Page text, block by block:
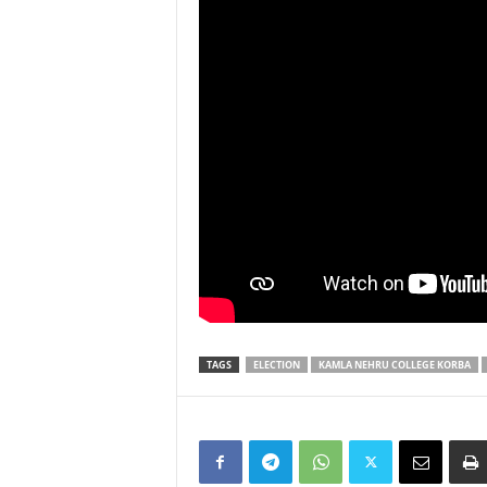
TAGS ELECTION KAMLA NEHRU COLLEGE KORBA